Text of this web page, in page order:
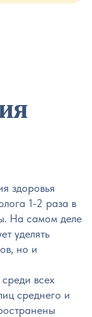
здоровья
1-2 раза в
На самом деле
уделять
но и
всех
среднего и